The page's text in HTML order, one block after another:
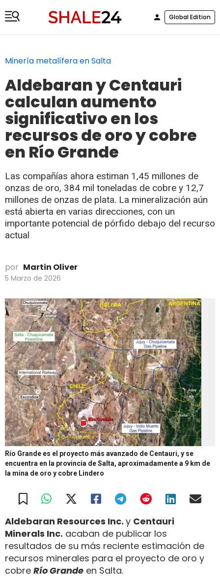
Global Edition
Minería metalífera en Salta
Aldebaran y Centauri
calculan aumento
significativo en los
recursos de oro y cobre
en Río Grande
Las compañías ahora estiman 1,45 millones de
onzas de oro, 384 mil toneladas de cobre y 12,7
millones de onzas de plata. La mineralización aún
está abierta en varias direcciones, con un
importante potencial de pórfido debajo del recurso
actual
por Martin Oliver
5 Marzo de 2026
Río Grande es el proyecto más avanzado de Centauri, y se
encuentra en la provincia de Salta, aproximadamente a 9 km de
la mina de oro y cobre Lindero
Aldebaran Resources Inc. y Centauri
Minerals Inc. acaban de publicar los
resultados de su más reciente estimación de
recursos minerales para el proyecto de oro y
cobre Río Grande en Salta.